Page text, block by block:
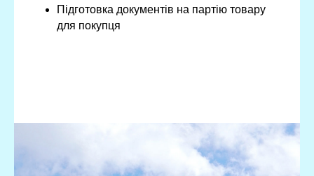
Підготовка документів на партію товару
для покупця